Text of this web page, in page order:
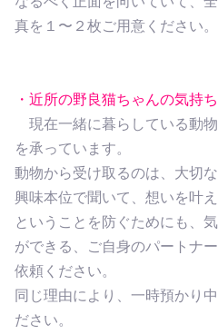
真を１〜２枚ご用意ください。
・近所の野良猫ちゃんの気持
現在一緒に暮らしている動
を承っています。
動物から受け取るのは、大切
興味本位で聞いて、想いを叶
ということを防ぐためにも、
ができる、ご自身のパートナ
依頼ください。
同じ理由により、一時預かり
ださい。